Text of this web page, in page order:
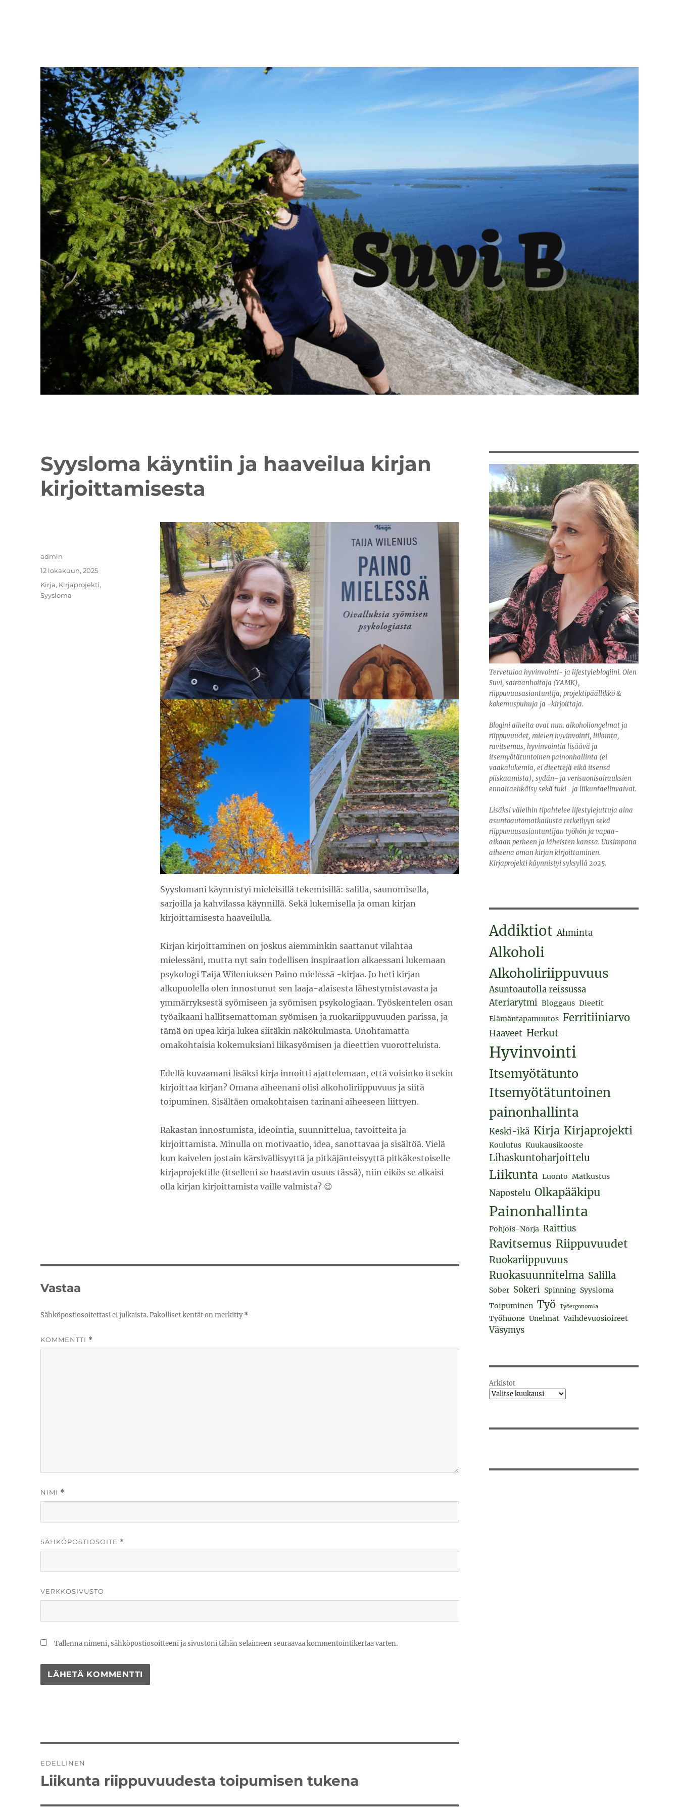
Syysloma käyntiin ja haaveilua kirjan
kirjoittamisesta
Syyslomani käynnistyi mieleisillä tekemisillä: salilla, saunomisella,
sarjoilla ja kahvilassa käynnillä. Sekä lukemisella ja oman kirjan
kirjoittamisesta haaveilulla.
Kirjan kirjoittaminen on joskus aiemminkin saattanut vilahtaa
mielessäni, mutta nyt sain todellisen inspiraation alkaessani lukemaan
psykologi Taija Wileniuksen Paino mielessä -kirjaa. Jo heti kirjan
alkupuolella olen innostunut sen laaja-alaisesta lähestymistavasta ja
ymmärryksestä syömiseen ja syömisen psykologiaan. Työskentelen osan
työaikaani hallitsemattoman syömisen ja ruokariippuvuuden parissa, ja
tämä on upea kirja lukea siitäkin näkökulmasta. Unohtamatta
omakohtaisia kokemuksiani liikasyömisen ja dieettien vuorotteluista.
Edellä kuvaamani lisäksi kirja innoitti ajattelemaan, että voisinko itsekin
kirjoittaa kirjan? Omana aiheenani olisi alkoholiriippuvuus ja siitä
toipuminen. Sisältäen omakohtaisen tarinani aiheeseen liittyen.
Rakastan innostumista, ideointia, suunnittelua, tavoitteita ja
kirjoittamista. Minulla on motivaatio, idea, sanottavaa ja sisältöä. Vielä
kun kaivelen jostain kärsivällisyyttä ja pitkäjänteisyyttä pitkäkestoiselle
kirjaprojektille (itselleni se haastavin osuus tässä), niin eikös se alkaisi
olla kirjan kirjoittamista vaille valmista? 😉
Kirjoittaja
admin
Julkaistu
12 lokakuun, 2025
Kategoriat
Kirja, Kirjaprojekti,
Syysloma
Vastaa
Sähköpostiosoitettasi ei julkaista.Pakolliset kentät on merkitty*
KOMMENTTI *
NIMI *
SÄHKÖPOSTIOSOITE *
VERKKOSIVUSTO
Tallenna nimeni, sähköpostiosoitteeni ja sivustoni tähän selaimeen seuraavaa kommentointikertaa varten.
selaus
EDELLINEN
Edellinen
Liikunta riippuvuudesta toipumisen tukena
Tervetuloa hyvinvointi- ja lifestyleblogiini. Olen
Suvi, sairaanhoitaja (YAMK),
riippuvuusasiantuntija, projektipäällikkö &
kokemuspuhuja ja -kirjoittaja.
Blogini aiheita ovat mm. alkoholiongelmat ja
riippuvuudet, mielen hyvinvointi, liikunta,
ravitsemus, hyvinvointia lisäävä ja
itsemyötätuntoinen painonhallinta (ei
vaakalukemia, ei dieettejä eikä itsensä
piiskaamista), sydän- ja verisuonisairauksien
ennaltaehkäisy sekä tuki- ja liikuntaelinvaivat.
Lisäksi väleihin tipahtelee lifestylejuttuja aina
asuntoautomatkailusta retkeilyyn sekä
riippuvuusasiantuntijan työhön ja vapaa-
aikaan perheen ja läheisten kanssa. Uusimpana
aiheena oman kirjan kirjoittaminen.
Kirjaprojekti käynnistyi syksyllä 2025.
Addiktiot Ahminta
Alkoholi
Alkoholiriippuvuus
Asuntoautolla reissussa
Ateriarytmi Bloggaus Dieetit
Elämäntapamuutos Ferritiiniarvo
Haaveet Herkut
Hyvinvointi
Itsemyötätunto
Itsemyötätuntoinen
painonhallinta
Keski-ikä Kirja Kirjaprojekti
Koulutus Kuukausikooste
Lihaskuntoharjoittelu
Liikunta Luonto Matkustus
Napostelu Olkapääkipu
Painonhallinta
Pohjois-Norja Raittius
Ravitsemus Riippuvuudet
Ruokariippuvuus
Ruokasuunnitelma Salilla
Sober Sokeri Spinning Syysloma
Toipuminen Työ Työergonomia
Työhuone Unelmat Vaihdevuosioireet
Väsymys
Arkistot